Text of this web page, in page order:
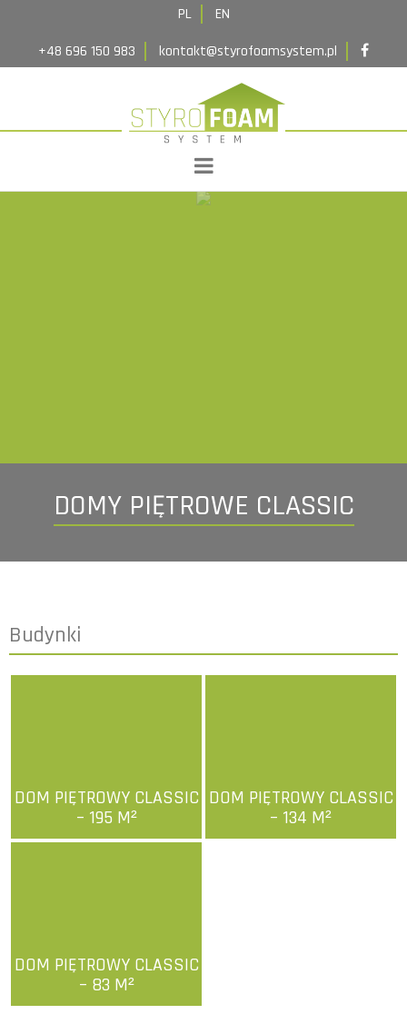
PL
EN
+48 696 150 983
kontakt@styrofoamsystem.pl
Kontakt
DOMY PIĘTROWE CLASSIC
Budynki
DOM PIĘTROWY CLASSIC
– 195 M²
DOM PIĘTROWY CLASSIC
– 134 M²
DOM PIĘTROWY CLASSIC
– 83 M²